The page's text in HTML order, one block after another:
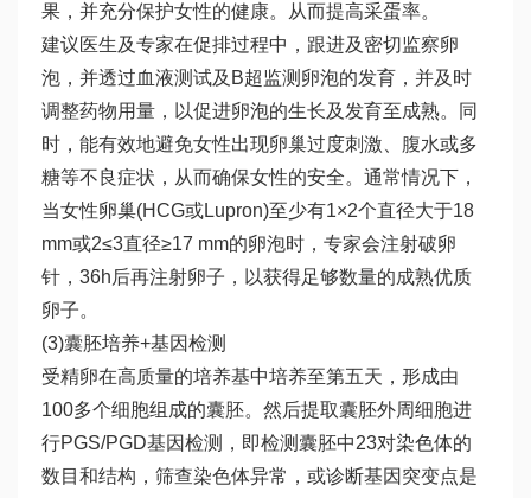
果，并充分保护女性的健康。从而提高采蛋率。
建议医生及专家在促排过程中，跟进及密切监察卵
泡，并透过血液测试及B超监测卵泡的发育，并及时
调整药物用量，以促进卵泡的生长及发育至成熟。同
时，能有效地避免女性出现卵巢过度刺激、腹水或多
糖等不良症状，从而确保女性的安全。通常情况下，
当女性卵巢(HCG或Lupron)至少有1×2个直径大于18
mm或2≤3直径≥17 mm的卵泡时，专家会注射破卵
针，36h后再注射卵子，以获得足够数量的成熟优质
卵子。
(3)囊胚培养+基因检测
受精卵在高质量的培养基中培养至第五天，形成由
100多个细胞组成的囊胚。然后提取囊胚外周细胞进
行PGS/PGD基因检测，即检测囊胚中23对染色体的
数目和结构，筛查染色体异常，或诊断基因突变点是